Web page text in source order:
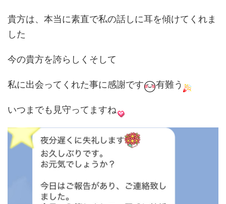
貴方は、本当に素直で私の話しに耳を傾けてくれま
した
今の貴方を誇らしくそして
私に出会ってくれた事に感謝です 有難う
いつまでも見守ってますね